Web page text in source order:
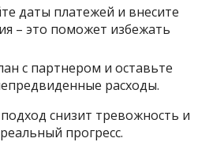
даты платежей и внесите
– это поможет избежать
с партнером и оставьте
расходы.
снизит тревожность и
прогресс.